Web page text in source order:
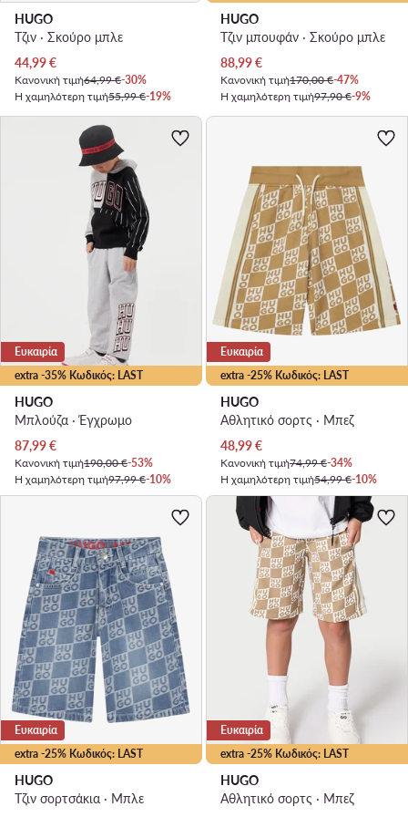
HUGO
Τζιν · Σκούρο μπλε
Τρέχουσα τιμή
44,99€
Κανονική τιμή64,99 €-30%
Η χαμηλότερη τιμή55,99 €-19%
HUGO
Τζιν μπουφάν · Σκούρο μπλε
Τρέχουσα τιμή
88,99€
Κανονική τιμή170,00 €-47%
Η χαμηλότερη τιμή97,90 €-9%
extra -35% Κωδικός: LAST
Ευκαιρία
HUGO
Μπλούζα · Έγχρωμο
Τρέχουσα τιμή
87,99€
Κανονική τιμή190,00 €-53%
Η χαμηλότερη τιμή97,99 €-10%
extra -25% Κωδικός: LAST
Ευκαιρία
HUGO
Αθλητικό σορτς · Μπεζ
Τρέχουσα τιμή
48,99€
Κανονική τιμή74,99 €-34%
Η χαμηλότερη τιμή54,99 €-10%
extra -25% Κωδικός: LAST
Ευκαιρία
HUGO
Τζιν σορτσάκια · Μπλε
extra -25% Κωδικός: LAST
Ευκαιρία
HUGO
Αθλητικό σορτς · Μπεζ